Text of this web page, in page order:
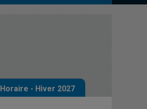
Horaire - Hiver 2027